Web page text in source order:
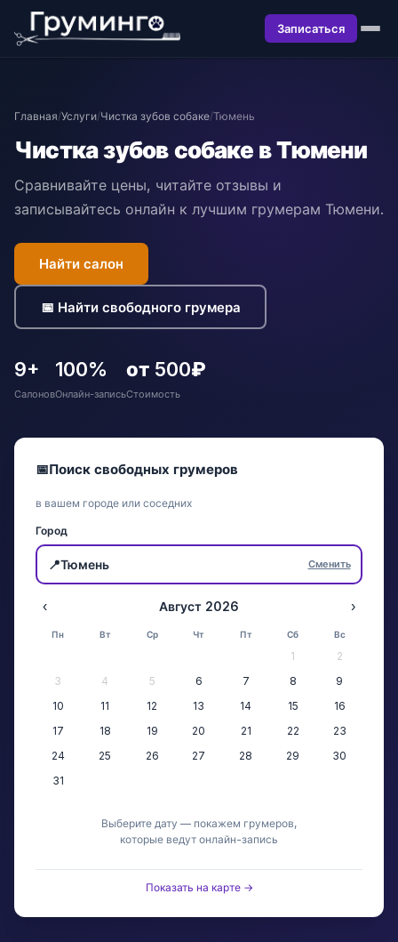
Записаться
Главная/Услуги/Чистка зубов собаке/Тюмень
Чистка зубов собаке в Тюмени
Сравнивайте цены, читайте отзывы и
записывайтесь онлайн к лучшим грумерам Тюмени.
Найти салон
📅 Найти свободного грумера
9+
Салонов
100%
Онлайн-запись
от 500₽
Стоимость
📅Поиск свободных грумеров
в вашем городе или соседних
Город
📍Тюмень Сменить
‹ Август 2026 ›
Пн Вт Ср Чт Пт Сб Вс
1
2
3
4 5 6 7 8
9
10
11 12 13 14 15
16
17
18 19 20 21 22
23
24
25 26 27 28 29
30
31
Выберите дату — покажем грумеров,
которые ведут онлайн-запись
Показать на карте →